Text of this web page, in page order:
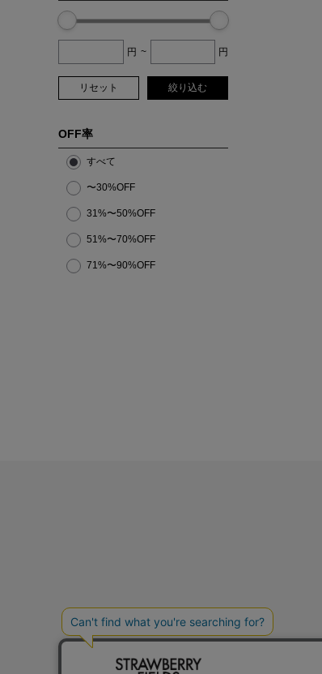
円 ~ 円
リセット 絞り込む
OFF率
すべて
〜30%OFF
31%〜50%OFF
51%〜70%OFF
71%〜90%OFF